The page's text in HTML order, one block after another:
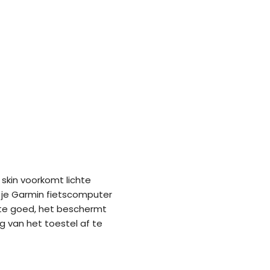
voorkomt lichte
Garmin fietscomputer
goed, het beschermt
van het toestel af te